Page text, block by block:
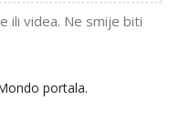
ili videa. Ne smije biti
portala.